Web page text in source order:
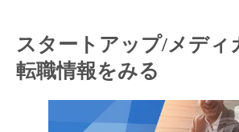
スタートアップ/メディ
転職情報をみる